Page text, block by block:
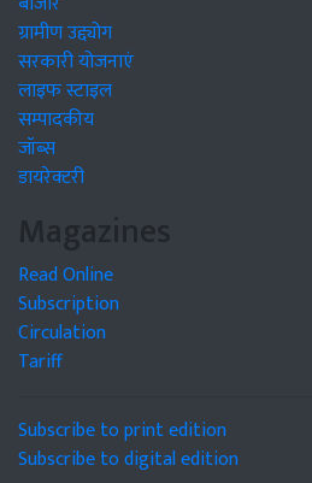
ग्रामीण उद्द्योग
सरकारी योजनाएं
लाइफ स्टाइल
सम्पादकीय
जॉब्स
डायरेक्टरी
Magazines
Read Online
Subscription
Circulation
Tariff
Subscribe to print edition
Subscribe to digital edition